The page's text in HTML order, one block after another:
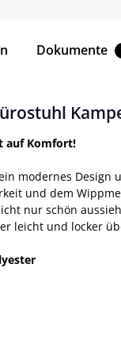
Dokumente
auf Komfort!
modernes
und dem
nur schön
leicht und locker